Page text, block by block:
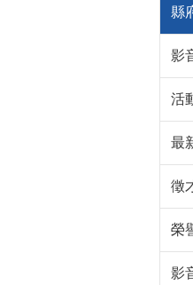
縣
影
活
最
徵
榮
影